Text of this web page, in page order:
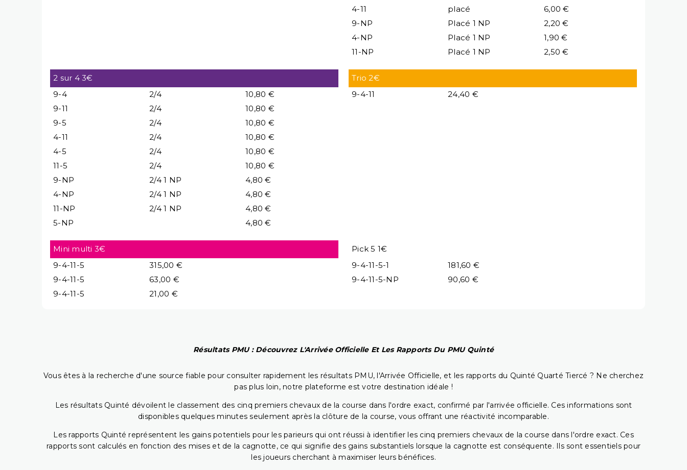
4-11
placé
6,00 €
9-NP
Placé 1 NP
2,20 €
4-NP
Placé 1 NP
1,90 €
11-NP
Placé 1 NP 2,50 €
2 sur 4 3€
9-4
2/4
10,80 €
9-11
2/4
10,80 €
9-5
2/4
10,80 €
4-11
2/4
10,80 €
4-5
2/4
10,80 €
11-5
2/4
10,80 €
9-NP
2/4 1 NP
4,80 €
4-NP
2/4 1 NP
4,80 €
11-NP
2/4 1 NP
4,80 €
5-NP
4,80 €
Trio 2€
9-4-11
24,40 €
Mini multi 3€
9-4-11-5
315,00 €
9-4-11-5
63,00 €
9-4-11-5
21,00 €
Pick 5 1€
9-4-11-5-1
181,60 €
9-4-11-5-NP
90,60 €
Résultats PMU : Découvrez L'Arrivée Officielle Et Les Rapports Du PMU Quinté
Vous êtes à la recherche d'une source fiable pour consulter rapidement les résultats PMU, l'Arrivée Officielle, et les rapports du Quinté Quarté Tiercé ? Ne cherchez
pas plus loin, notre plateforme est votre destination idéale !
Les résultats Quinté dévoilent le classement des cinq premiers chevaux de la course dans l'ordre exact, confirmé par l'arrivée officielle. Ces informations sont
disponibles quelques minutes seulement après la clôture de la course, vous offrant une réactivité incomparable.
Les rapports Quinté représentent les gains potentiels pour les parieurs qui ont réussi à identifier les cinq premiers chevaux de la course dans l'ordre exact. Ces
rapports sont calculés en fonction des mises et de la cagnotte, ce qui signifie des gains substantiels lorsque la cagnotte est conséquente. Ils sont essentiels pour
les joueurs cherchant à maximiser leurs bénéfices.